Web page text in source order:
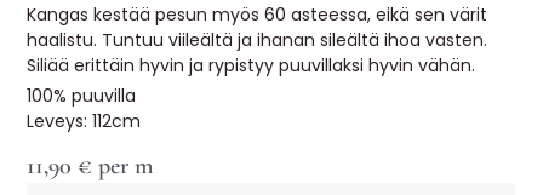
Kangas kestää pesun myös 60 asteessa, eikä sen värit
haalistu. Tuntuu viileältä ja ihanan sileältä ihoa vasten.
Siliää erittäin hyvin ja rypistyy puuvillaksi hyvin vähän.
100% puuvilla
Leveys: 112cm
11,90 € per m